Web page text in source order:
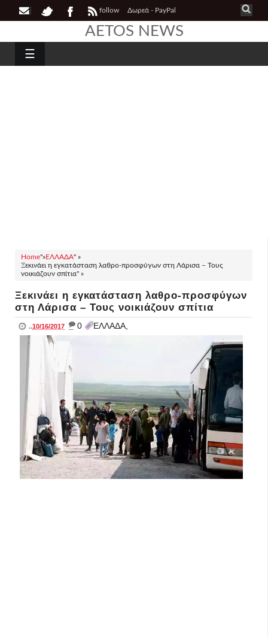
follow Δωρεά - PayPal
AETOS NEWS
☰
Home"»ΕΛΛΑΔΑ" »
Ξεκινάει η εγκατάσταση λαθρο-προσφύγων στη Λάρισα – Τους
νοικιάζουν σπίτια" »
Ξεκινάει η εγκατάσταση λαθρο-προσφύγων
στη Λάρισα – Τους νοικιάζουν σπίτια
..10/16/2017 _ 0 ΕΛΛΑΔΑ,